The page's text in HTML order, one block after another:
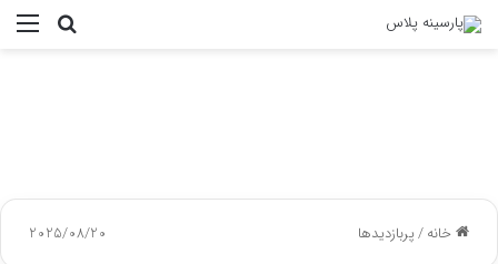
جستجو
خانه/پربازدیدها 2025/08/20